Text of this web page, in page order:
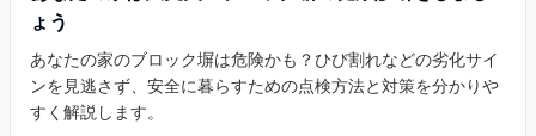
ょう
あなたの家のブロック塀は危険かも？ひび割れなどの劣化サイ
ンを見逃さず、安全に暮らすための点検方法と対策を分かりや
すく解説します。